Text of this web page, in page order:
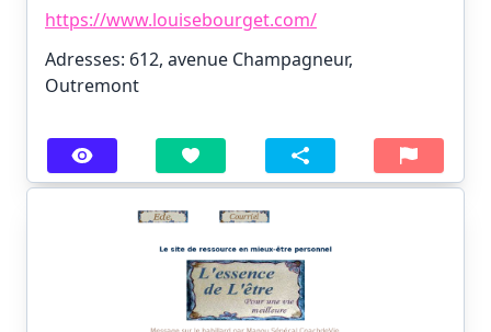
https://www.louisebourget.com/
Adresses: 612, avenue Champagneur,
Outremont